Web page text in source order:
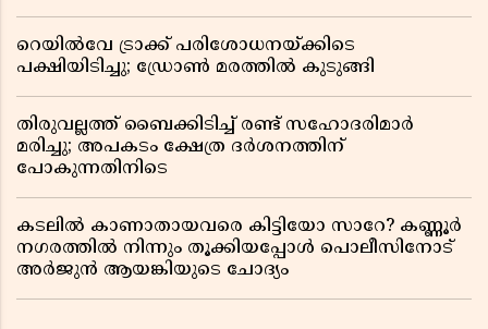
റെയിൽവേ ട്രാക്ക് പരിശോധനയ്ക്കിടെ
പക്ഷിയിടിച്ചു; ഡ്രോൺ മരത്തിൽ കുടുങ്ങി
തിരുവല്ലത്ത് ബൈക്കിടിച്ച് രണ്ട് സഹോദരിമാർ
മരിച്ചു; അപകടം ക്ഷേത്ര ദർശനത്തിന്
പോകുന്നതിനിടെ
കടലിൽ കാണാതായവരെ കിട്ടിയോ സാറേ? കണ്ണൂർ
നഗരത്തിൽ നിന്നും തൂക്കിയപ്പോൾ പൊലീസിനോട്
അർജുൻ ആയങ്കിയുടെ ചോദ്യം